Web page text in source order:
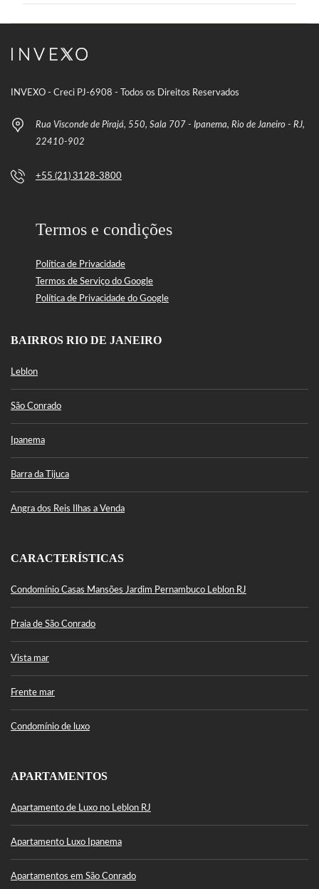
INVEXO - Creci PJ-6908 - Todos os Direitos Reservados
Rua Visconde de Pirajá, 550, Sala 707 - Ipanema, Rio de Janeiro - RJ,
22410-902
+55 (21) 3128-3800
Termos e condições
Política de Privacidade
Termos de Serviço do Google
Política de Privacidade do Google
BAIRROS RIO DE JANEIRO
Leblon
São Conrado
Ipanema
Barra da Tijuca
Angra dos Reis Ilhas a Venda
CARACTERÍSTICAS
Condomínio Casas Mansões Jardim Pernambuco Leblon RJ
Praia de São Conrado
Vista mar
Frente mar
Condomínio de luxo
APARTAMENTOS
Apartamento de Luxo no Leblon RJ
Apartamento Luxo Ipanema
Apartamentos em São Conrado